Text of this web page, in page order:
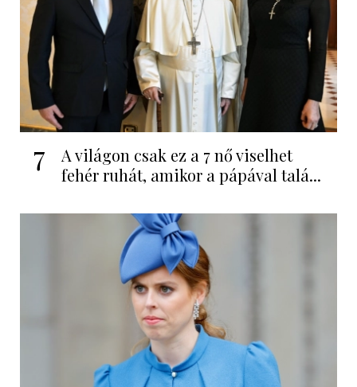
7
A világon csak ez a 7 nő viselhet
fehér ruhát, amikor a pápával talá...